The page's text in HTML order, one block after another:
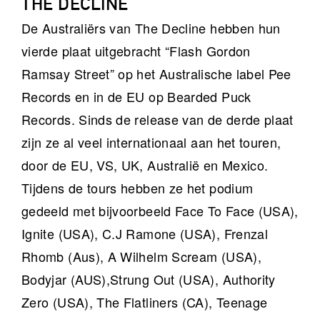
De Australiërs van The Decline hebben hun
vierde plaat uitgebracht “Flash Gordon
Ramsay Street” op het Australische label Pee
Records en in de EU op Bearded Puck
Records. Sinds de release van de derde plaat
zijn ze al veel internationaal aan het touren,
door de EU, VS, UK, Australië en Mexico.
Tijdens de tours hebben ze het podium
gedeeld met bijvoorbeeld Face To Face (USA),
Ignite (USA), C.J Ramone (USA), Frenzal
Rhomb (Aus), A Wilhelm Scream (USA),
Bodyjar (AUS),Strung Out (USA), Authority
Zero (USA), The Flatliners (CA), Teenage